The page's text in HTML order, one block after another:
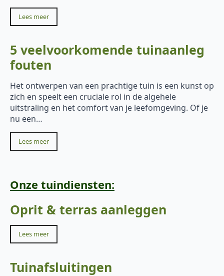
Lees meer
5 veelvoorkomende tuinaanleg
fouten
Het ontwerpen van een prachtige tuin is een kunst op
zich en speelt een cruciale rol in de algehele
uitstraling en het comfort van je leefomgeving. Of je
nu een…
Lees meer
Onze tuindiensten:
Oprit & terras aanleggen
Lees meer
Tuinafsluitingen